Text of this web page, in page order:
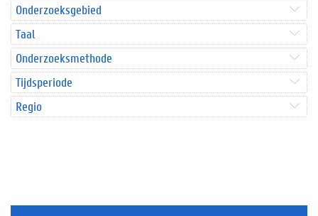
Onderzoeksgebied
Taal
Onderzoeksmethode
Tijdsperiode
Regio